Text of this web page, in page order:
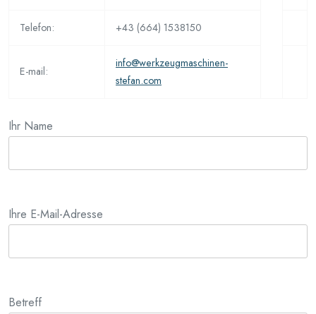
Telefon: +43 (664) 1538150
E-mail:
info@werkzeugmaschinen-
stefan.com
Ihr Name
Ihre E-Mail-Adresse
Betreff